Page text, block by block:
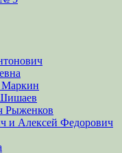
Маркин
Рыженков
и Алексей Федорович